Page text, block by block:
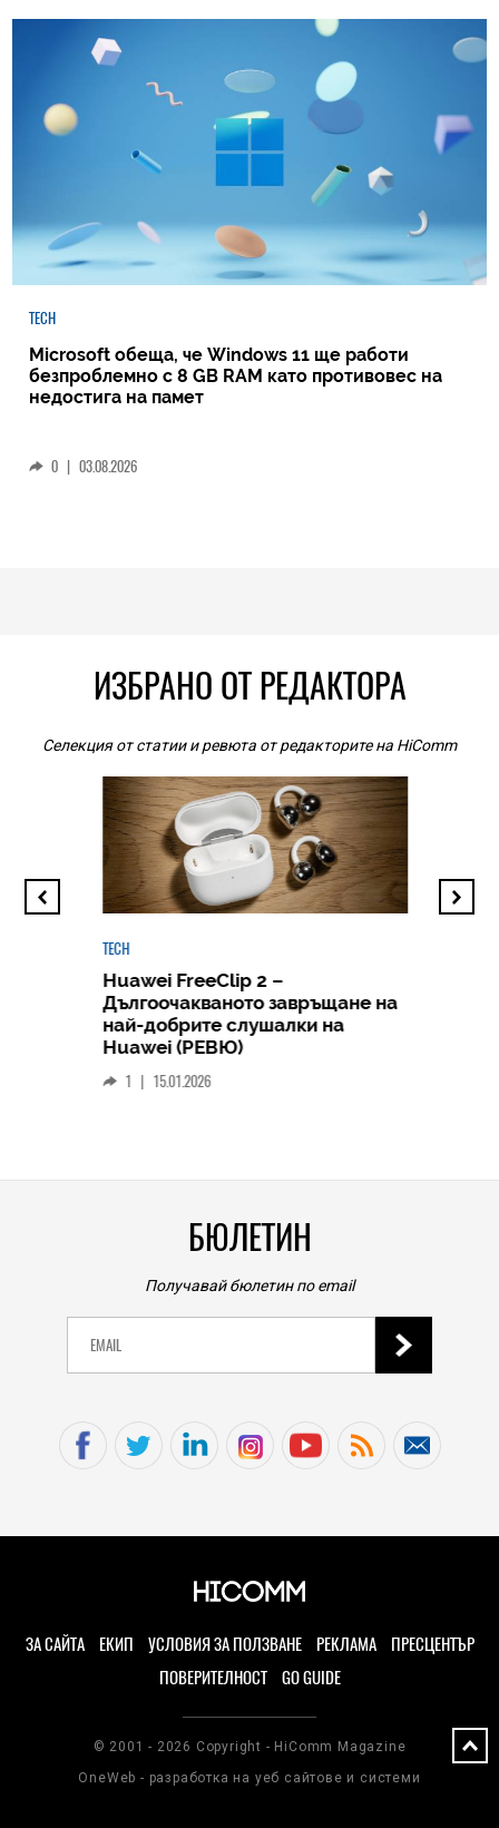
TECH
Microsoft обеща, че Windows 11 ще работи
безпроблемно с 8 GB RAM като противовес на
недостига на памет
0 | 03.08.2026
ИЗБРАНО ОТ РЕДАКТОРА
Селекция от статии и ревюта от редакторите на HiComm
TECH
Huawei FreeClip 2 –
Дългоочакваното завръщане на
най-добрите слушалки на
Huawei (РЕВЮ)
1 15.01.2026
БЮЛЕТИН
Получавай бюлетин по email
ЗА САЙТА ЕКИП УСЛОВИЯ ЗА ПОЛЗВАНЕ РЕКЛАМА
ПРЕСЦЕНТЪР
ПОВЕРИТЕЛНОСТ
GO GUIDE
© 2001 - 2026 Copyright - HiComm Magazine
OneWeb - разработка на уеб сайтове и системи